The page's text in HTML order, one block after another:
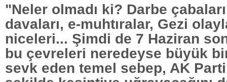
"Neler olmadı ki? Darbe
davaları, e-muhtıralar, Gezi
niceleri... Şimdi de 7 Haziran
bu çevreleri neredeyse büyük
sevk eden temel sebep, AK